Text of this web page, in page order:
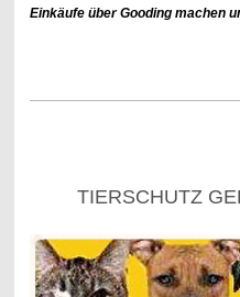
Einkäufe über Gooding machen
TIERSCHUTZ